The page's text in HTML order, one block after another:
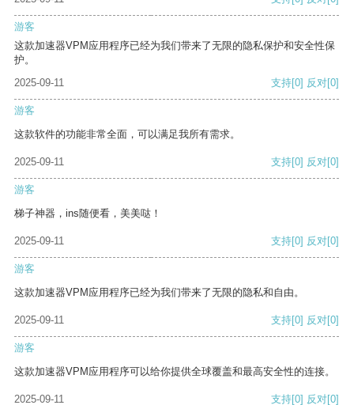
游客
这款加速器VPM应用程序已经为我们带来了无限的隐私保护和安全性保
护。
2025-09-11
支持[0] 反对[0]
游客
这款软件的功能非常全面，可以满足我所有需求。
2025-09-11 支持[0] 反对[0]
游客
梯子神器，ins随便看，美美哒！
2025-09-11 支持[0] 反对[0]
游客
这款加速器VPM应用程序已经为我们带来了无限的隐私和自由。
2025-09-11 支持[0] 反对[0]
游客
这款加速器VPM应用程序可以给你提供全球覆盖和最高安全性的连接。
2025-09-11 支持[0] 反对[0]